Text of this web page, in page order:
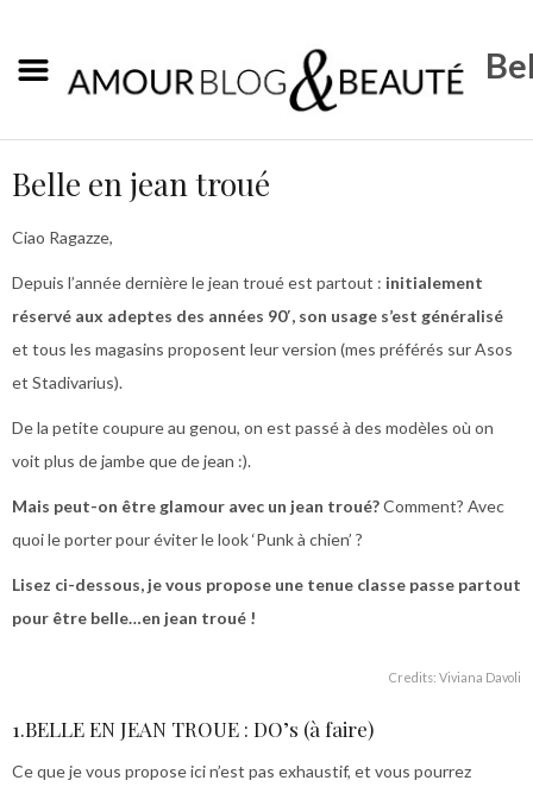
Belle en jean troué
Ciao Ragazze,
Depuis l’année dernière le jean troué est partout : initialement
réservé aux adeptes des années 90′, son usage s’est généralisé
et tous les magasins proposent leur version (mes préférés sur Asos
et Stadivarius).
De la petite coupure au genou, on est passé à des modèles où on
voit plus de jambe que de jean :).
Mais peut-on être glamour avec un jean troué?Comment? Avec
quoi le porter pour éviter le look ‘Punk à chien’ ?
Lisez ci-dessous, je vous propose une tenue classe passe partout
pour être belle…en jean troué !
Credits: Viviana Davoli
1.BELLE EN JEAN TROUE : DO’s (à faire)
Ce que je vous propose ici n’est pas exhaustif, et vous pourrez